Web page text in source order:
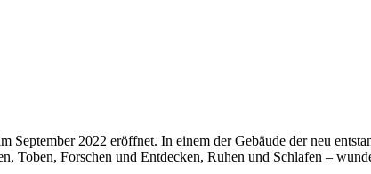
2022 eröffnet. In einem der Gebäude der neu
Toben, Forschen und Entdecken, Ruhen und Schlafen –